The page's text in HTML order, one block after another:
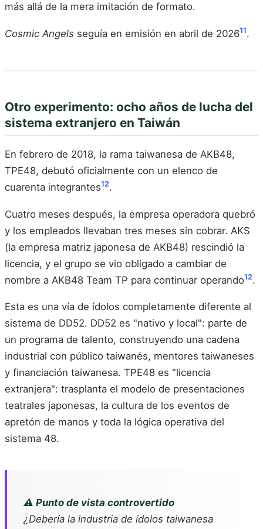
más allá de la mera imitación de formato.
Cosmic Angels seguía en emisión en abril de 202611.
Otro experimento: ocho años de lucha del
sistema extranjero en Taiwán
En febrero de 2018, la rama taiwanesa de AKB48,
TPE48, debutó oficialmente con un elenco de
cuarenta integrantes12.
Cuatro meses después, la empresa operadora quebró
y los empleados llevaban tres meses sin cobrar. AKS
(la empresa matriz japonesa de AKB48) rescindió la
licencia, y el grupo se vio obligado a cambiar de
nombre a AKB48 Team TP para continuar operando12.
Esta es una vía de ídolos completamente diferente al
sistema de DD52. DD52 es "nativo y local": parte de
un programa de talento, construyendo una cadena
industrial con público taiwanés, mentores taiwaneses
y financiación taiwanesa. TPE48 es "licencia
extranjera": trasplanta el modelo de presentaciones
teatrales japonesas, la cultura de los eventos de
apretón de manos y toda la lógica operativa del
sistema 48.
⚠️ Punto de vista controvertido
¿Debería la industria de ídolos taiwanesa